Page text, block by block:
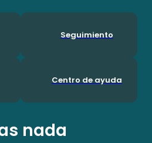
Seguimiento
Centro de ayuda
nada